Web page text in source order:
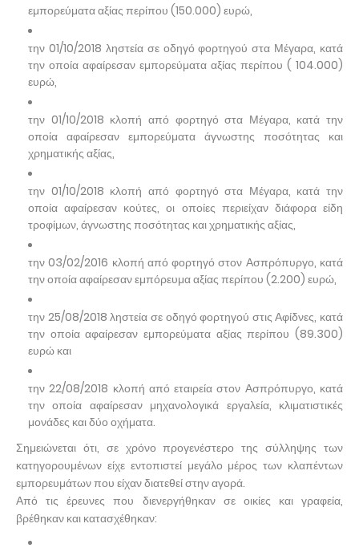
εμπορεύματα αξίας περίπου (150.000) ευρώ,
την 01/10/2018 ληστεία σε οδηγό φορτηγού στα Μέγαρα, κατά
την οποία αφαίρεσαν εμπορεύματα αξίας περίπου ( 104.000)
ευρώ,
την 01/10/2018 κλοπή από φορτηγό στα Μέγαρα, κατά την
οποία αφαίρεσαν εμπορεύματα άγνωστης ποσότητας και
χρηματικής αξίας,
την 01/10/2018 κλοπή από φορτηγό στα Μέγαρα, κατά την
οποία αφαίρεσαν κούτες, οι οποίες περιείχαν διάφορα είδη
τροφίμων, άγνωστης ποσότητας και χρηματικής αξίας,
την 03/02/2016 κλοπή από φορτηγό στον Ασπρόπυργο, κατά
την οποία αφαίρεσαν εμπόρευμα αξίας περίπου (2.200) ευρώ,
την 25/08/2018 ληστεία σε οδηγό φορτηγού στις Αφίδνες, κατά
την οποία αφαίρεσαν εμπορεύματα αξίας περίπου (89.300)
ευρώ και
την 22/08/2018 κλοπή από εταιρεία στον Ασπρόπυργο, κατά
την οποία αφαίρεσαν μηχανολογικά εργαλεία, κλιματιστικές
μονάδες και δύο οχήματα.
Σημειώνεται ότι, σε χρόνο προγενέστερο της σύλληψης των
κατηγορουμένων είχε εντοπιστεί μεγάλο μέρος των κλαπέντων
εμπορευμάτων που είχαν διατεθεί στην αγορά.
Από τις έρευνες που διενεργήθηκαν σε οικίες και γραφεία,
βρέθηκαν και κατασχέθηκαν: